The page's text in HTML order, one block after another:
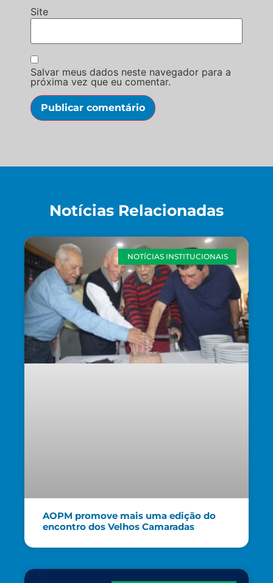
Site
Salvar meus dados neste navegador para a
próxima vez que eu comentar.
Notícias Relacionadas
NOTÍCIAS INSTITUCIONAIS
AOPM promove mais uma edição do
encontro dos Velhos Camaradas